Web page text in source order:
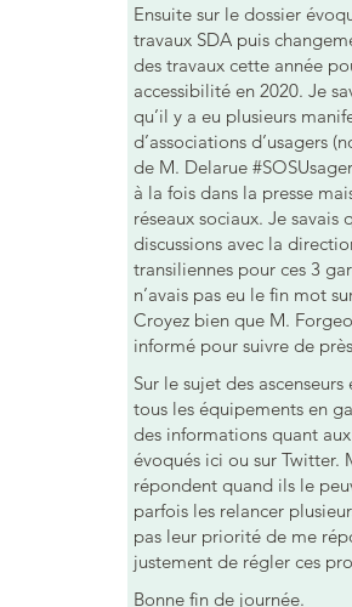
Ensuite sur le dossier
travaux SDA puis
des travaux cette année
accessibilité en 2020. Je
qu’il y a eu plusieurs
d’associations d’usagers
de M. Delarue
à la fois dans la presse
réseaux sociaux. Je savais
discussions avec la
transiliennes pour ces 3
n’avais pas eu le fin mot
Croyez bien que M.
informé pour suivre de
Sur le sujet des
tous les équipements en
des informations quant
évoqués ici ou sur Twitter.
répondent quand ils le
parfois les relancer
pas leur priorité de me
justement de régler ces
Bonne fin de journée.